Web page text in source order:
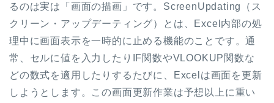
るのは実は「画面の描画」です。ScreenUpdating（ス
クリーン・アップデーティング）とは、Excel内部の処
理中に画面表示を一時的に止める機能のことです。通
常、セルに値を入力したりIF関数やVLOOKUP関数な
どの数式を適用したりするたびに、Excelは画面を更新
しようとします。この画面更新作業は予想以上に重い